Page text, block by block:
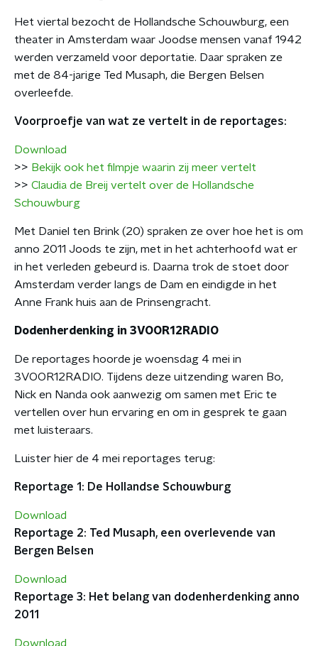
Het viertal bezocht de Hollandsche Schouwburg, een
theater in Amsterdam waar Joodse mensen vanaf 1942
werden verzameld voor deportatie. Daar spraken ze
met de 84-jarige Ted Musaph, die Bergen Belsen
overleefde.
Voorproefje van wat ze vertelt in de reportages:
Download
>> Bekijk ook het filmpje waarin zij meer vertelt
>> Claudia de Breij vertelt over de Hollandsche
Schouwburg
Met Daniel ten Brink (20) spraken ze over hoe het is om
anno 2011 Joods te zijn, met in het achterhoofd wat er
in het verleden gebeurd is. Daarna trok de stoet door
Amsterdam verder langs de Dam en eindigde in het
Anne Frank huis aan de Prinsengracht.
Dodenherdenking in 3VOOR12RADIO
De reportages hoorde je woensdag 4 mei in
3VOOR12RADIO. Tijdens deze uitzending waren Bo,
Nick en Nanda ook aanwezig om samen met Eric te
vertellen over hun ervaring en om in gesprek te gaan
met luisteraars.
Luister hier de 4 mei reportages terug:
Reportage 1: De Hollandse Schouwburg
Download
Reportage 2: Ted Musaph, een overlevende van
Bergen Belsen
Download
Reportage 3: Het belang van dodenherdenking anno
2011
Download